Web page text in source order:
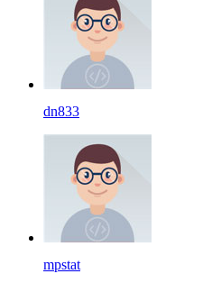
dn833
mpstat